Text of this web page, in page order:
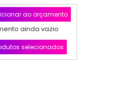
ao orçamento
ainda vazio
selecionados